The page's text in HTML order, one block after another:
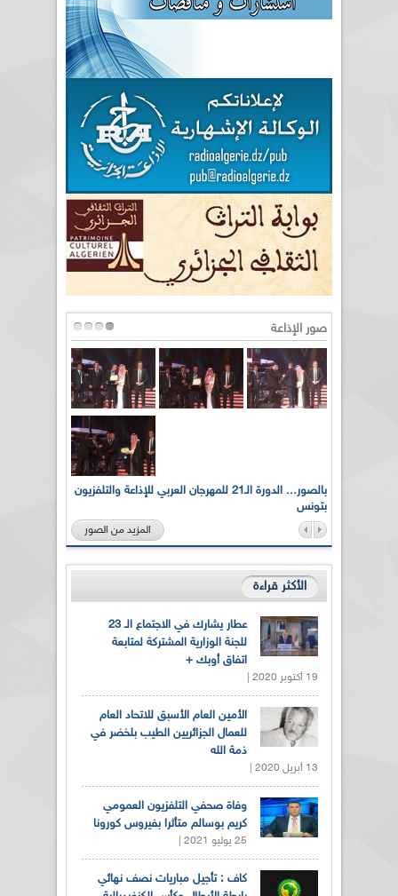
صور الإذاعة
بالصور... الدورة الـ21 للمهرجان العربي للإذاعة والتلفزيون
بتونس
المزيد من الصور
الأكثر قراءة
عطار يشارك في الاجتماع الـ 23
للجنة الوزارية المشتركة لمتابعة
اتفاق أوبك +
19 أكتوبر 2020 |
الأمين العام الأسبق للاتحاد العام
للعمال الجزائريين الطيب بلخضر في
ذمة الله
13 أبريل 2020 |
وفاة صحفي التلفزيون العمومي
كريم بوسالم متأثرا بفيروس كورونا
25 يوليو 2021 |
كاف : تأجيل مباريات نصف نهائي